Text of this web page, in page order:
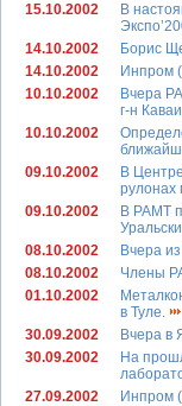
15.10.2002
В
14.10.2002
Борис
14.10.2002
Инпром
10.10.2002
Вчера
г-н
10.10.2002
09.10.2002
В
рулонах
09.10.2002
В РАМТ
08.10.2002
Вчера
08.10.2002
Члены
01.10.2002
в Туле.
30.09.2002
Вчера в
30.09.2002
На
27.09.2002
Инпром